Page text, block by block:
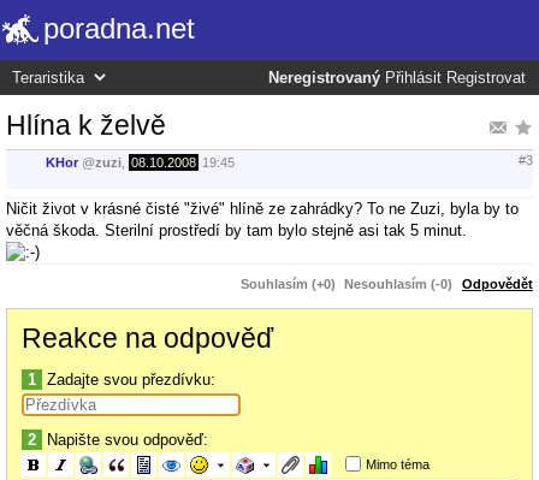
poradna.net
Neregistrovaný Přihlásit Registrovat
Hlína k želvě
KHor @zuzi 08.10.2008 19:45 #3
Ničit život v krásné čisté "živé" hlíně ze zahrádky? To ne Zuzi, byla by to
věčná škoda. Sterilní prostředí by tam bylo stejně asi tak 5 minut.
Souhlasím (+0) Nesouhlasím (-0) Odpovědět
Reakce na odpověď
1 Zadajte svou přezdívku:
2 Napište svou odpověď:
Mimo téma